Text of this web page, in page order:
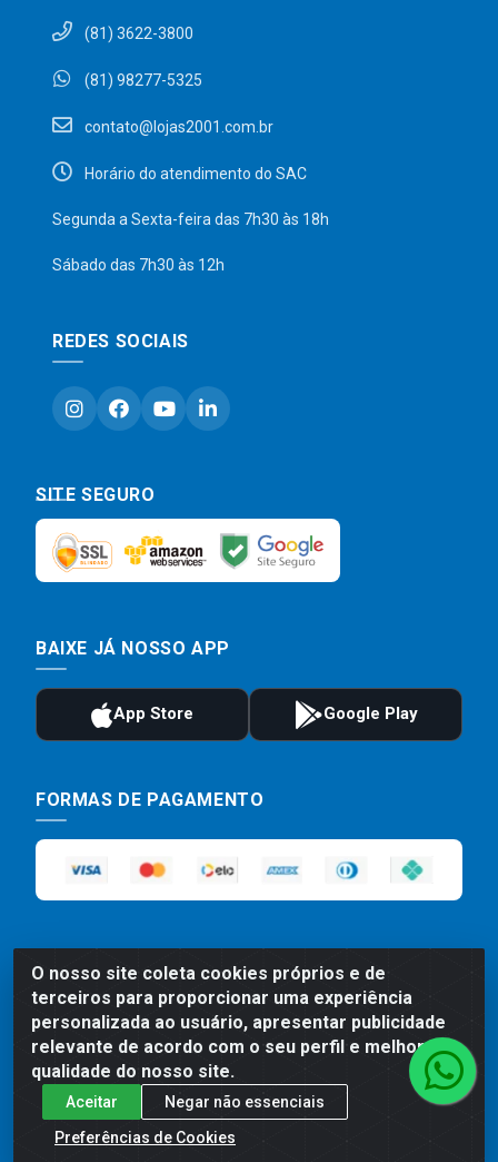
O nosso site coleta cookies próprios e de
terceiros para proporcionar uma experiência
personalizada ao usuário, apresentar publicidade
relevante de acordo com o seu perfil e melhorar a
qualidade do nosso site.
Aceitar
Negar não essenciais
Preferências de Cookies
(81) 3622-3800
(81) 98277-5325
contato@lojas2001.com.br
Horário do atendimento do SAC
Segunda a Sexta-feira das 7h30 às 18h
Sábado das 7h30 às 12h
REDES SOCIAIS
SITE SEGURO
BAIXE JÁ NOSSO APP
FORMAS DE PAGAMENTO
Preços, promoções, condições de pagamento e frete são válidos
para compras realizadas exclusivamente pelo site. Caso haja
divergência de preço de um produto, será válido o preço que for
exibido no carrinho de compras do site no momento do pagamento.
As vendas estão sujeitas a análise e disponibilidade do estoque.
Imagens de produtos meramente ilustrativas.